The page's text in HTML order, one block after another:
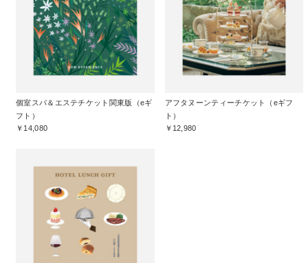
個室スパ＆エステチケット関東版（eギ
フト）
￥14,080
アフタヌーンティーチケット（eギフ
ト）
￥12,980